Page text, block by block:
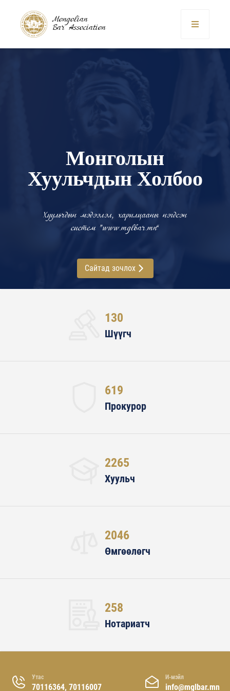
Mongolian
Bar Association
Монголын
Хуульчдын Холбоо
Хуульчдын мэдээлэл, харилцааны нэгдсэн
систем “www.mglbar.mn”
Сайтад зочлох
130
Шүүгч
619
Прокурор
2265
Хуульч
2046
Өмгөөлөгч
258
Нотариатч
Утас
70116364, 70116007
И-мэйл
info@mglbar.mn